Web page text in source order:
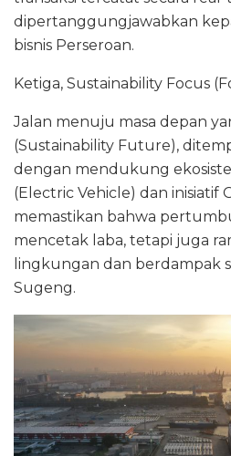
dipertanggungjawabkan
bisnis Perseroan.
Ketiga, Sustainability Focus
Jalan menuju masa depan
(Sustainability Future),
dengan mendukung
(Electric Vehicle) dan inisiatif
memastikan bahwa
mencetak laba, tetapi juga
lingkungan dan berdampak
Sugeng.